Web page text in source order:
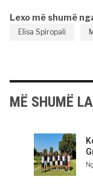
Lexo më shumë
Elisa Spiropali
MË SHUMË